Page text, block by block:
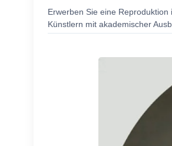
Erwerben Sie eine Reproduktion
Künstlern mit akademischer